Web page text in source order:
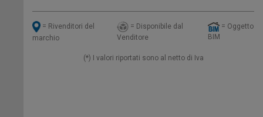
= Rivenditori del
marchio
= Disponibile dal
Venditore
= Oggetto
BIM
(*) I valori riportati sono al netto di Iva